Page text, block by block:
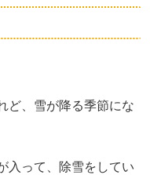
ど、雪が降る季節にな
入って、除雪をしてい